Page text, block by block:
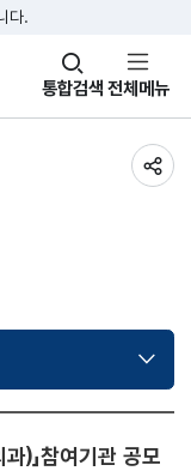
다.
통합검색
창
열기 전체메뉴
)」참여기관 공모